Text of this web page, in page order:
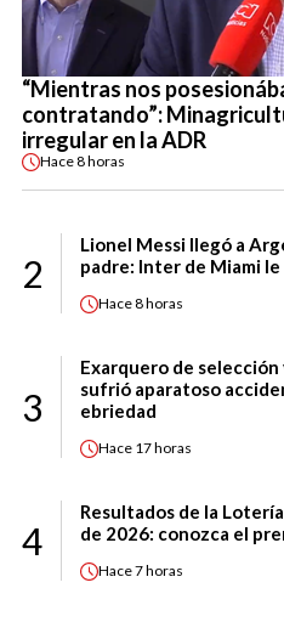
“Mientras nos
contratando”:
irregular en la ADR
Hace8 horas
2
Lionel Messi llegó a
padre: Inter de Miami
Hace8 horas
3
Exarquero de selección
sufrió aparatoso
ebriedad
Hace 17 horas
4
Resultados de la
de 2026: conozca el
Hace7 horas